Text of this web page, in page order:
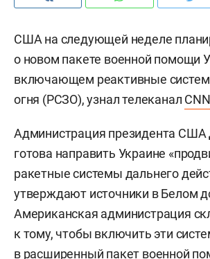
США на следующей неделе
о новом пакете военной помощи
включающем реактивные
огня (РСЗО), узнал телеканал CNN
Администрация президента США
готова направить Украине
ракетные системы дальнего
утверждают источники в Белом
Американская администрация
к тому, чтобы включить эти
в расширенный пакет военной